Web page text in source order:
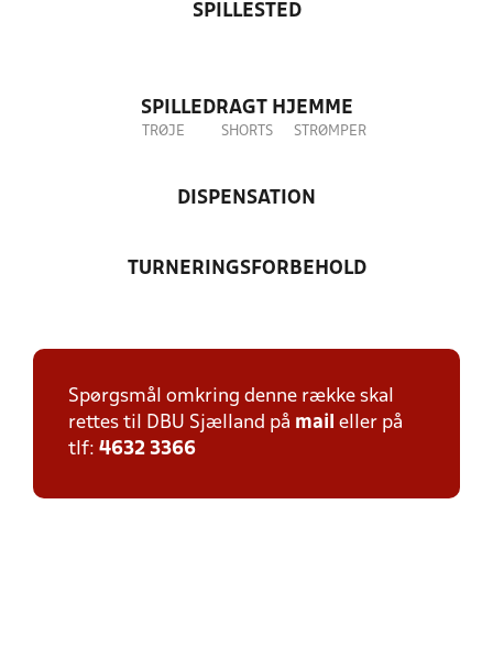
SPILLESTED
SPILLEDRAGT HJEMME
TRØJE SHORTS STRØMPER
DISPENSATION
TURNERINGSFORBEHOLD
Spørgsmål omkring denne række skal
rettes til DBU Sjælland på mail eller på
tlf: 4632 3366